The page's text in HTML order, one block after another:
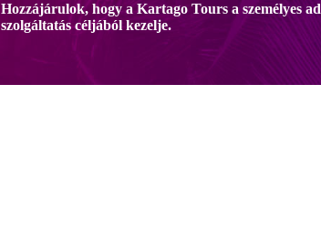
Hozzájárulok, hogy a Kartago Tours a személyes
szolgáltatás céljából kezelje.